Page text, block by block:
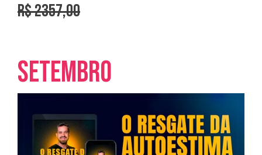
r$ 2357,00
Setembro